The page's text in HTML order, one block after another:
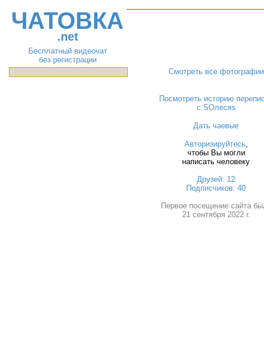
ЧАТОВКА
.net
Бесплатный видеочат
без регистрации
Смотреть все фотографии
Посмотреть историю
с SОлесяs
Дать чаевые
Авторизируйтесь,
чтобы Вы могли
написать человеку
Друзей: 12
Подписчиков: 40
Первое посещение сайта
21 сентября 2022 г.